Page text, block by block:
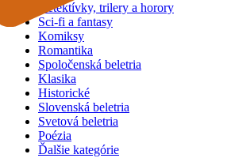
Detektívky, trilery a horory
Sci-fi a fantasy
Komiksy
Romantika
Spoločenská beletria
Klasika
Historické
Slovenská beletria
Svetová beletria
Poézia
Ďalšie kategórie